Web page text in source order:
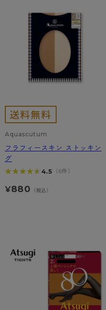
Aquascutum
フラフィースキン ストッキン
グ
★★★★★
★★★★★ 4.5 （6件）
¥880 （税込）